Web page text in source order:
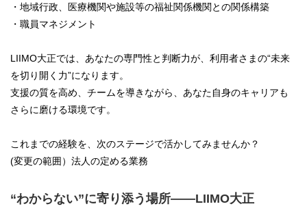
・地域行政、医療機関や施設等の福祉関係機関との関係構築
・職員マネジメント
LIIMO大正では、あなたの専門性と判断力が、利用者さまの“未来
を切り開く力”になります。
支援の質を高め、チームを導きながら、あなた自身のキャリアも
さらに磨ける環境です。
これまでの経験を、次のステージで活かしてみませんか？
(変更の範囲）法人の定める業務
“わからない”に寄り添う場所――LIIMO大正